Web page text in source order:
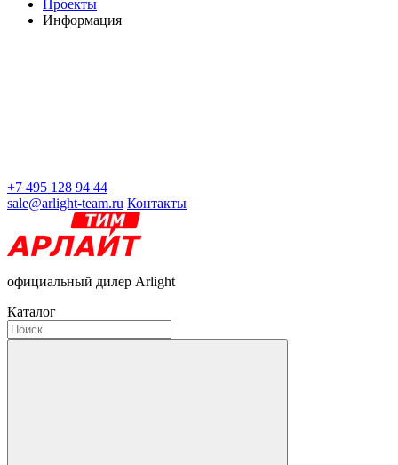
Проекты
Информация
+7 495 128 94 44
sale@arlight-team.ru Контакты
официальный дилер Arlight
Каталог